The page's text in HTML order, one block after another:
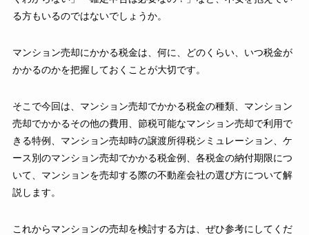
る方もいるのではないでしょうか。
マンション売却にかかる税金は、何に、どのくらい、いつ税金が
かかるのかを把握しておくことが大切です。
そこで今回は、マンション売却でかかる税金の種類、マンション
売却でかかるその他の費用、節税可能なマンション売却で利用で
きる特例、マンション売却時の譲渡所得税シミュレーション、ケ
ース別のマンション売却でかかる税金例、各税金の納付期限につ
いて、マンションを売却する際の不動産会社の選び方について解
説します。
これからマンションの売却を検討する方は、ぜひ参考にしてくだ